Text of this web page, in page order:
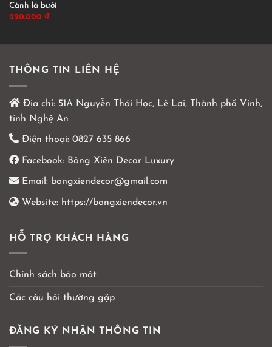
Cành lá bưởi
220.000 ₫
THÔNG TIN LIÊN HỆ
Địa chỉ: 51A Nguyễn Thái Học, Lê Lợi, Thành phố Vinh,
tỉnh Nghệ An
Điện thoại: 0827 635 866
Facebook: Bông Xiên Decor Luxury
Email: bongxiendecor@gmail.com
Website: https://bongxiendecor.vn
HỖ TRỢ KHÁCH HÀNG
Chính sách bảo mật
Các câu hỏi thường gặp
ĐĂNG KÝ NHẬN THÔNG TIN